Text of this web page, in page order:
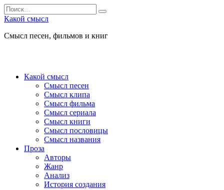
Перейти
к
Search
for:
Какой смысл
Смысл песен, фильмов и книг
Какой смысл
Смысл песен
Смысл клипа
Смысл фильма
Смысл сериала
Смысл книги
Смысл пословицы
Смысл названия
Проза
Авторы
Жанр
Анализ
История создания